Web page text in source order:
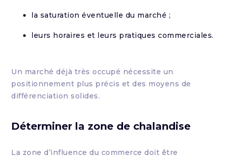
la saturation éventuelle du marché ;
leurs horaires et leurs pratiques commerciales.
Un marché déjà très occupé nécessite un
positionnement plus précis et des moyens de
différenciation solides.
Déterminer la zone de chalandise
La zone d’influence du commerce doit être